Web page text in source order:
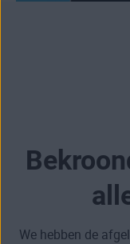
We hebben de